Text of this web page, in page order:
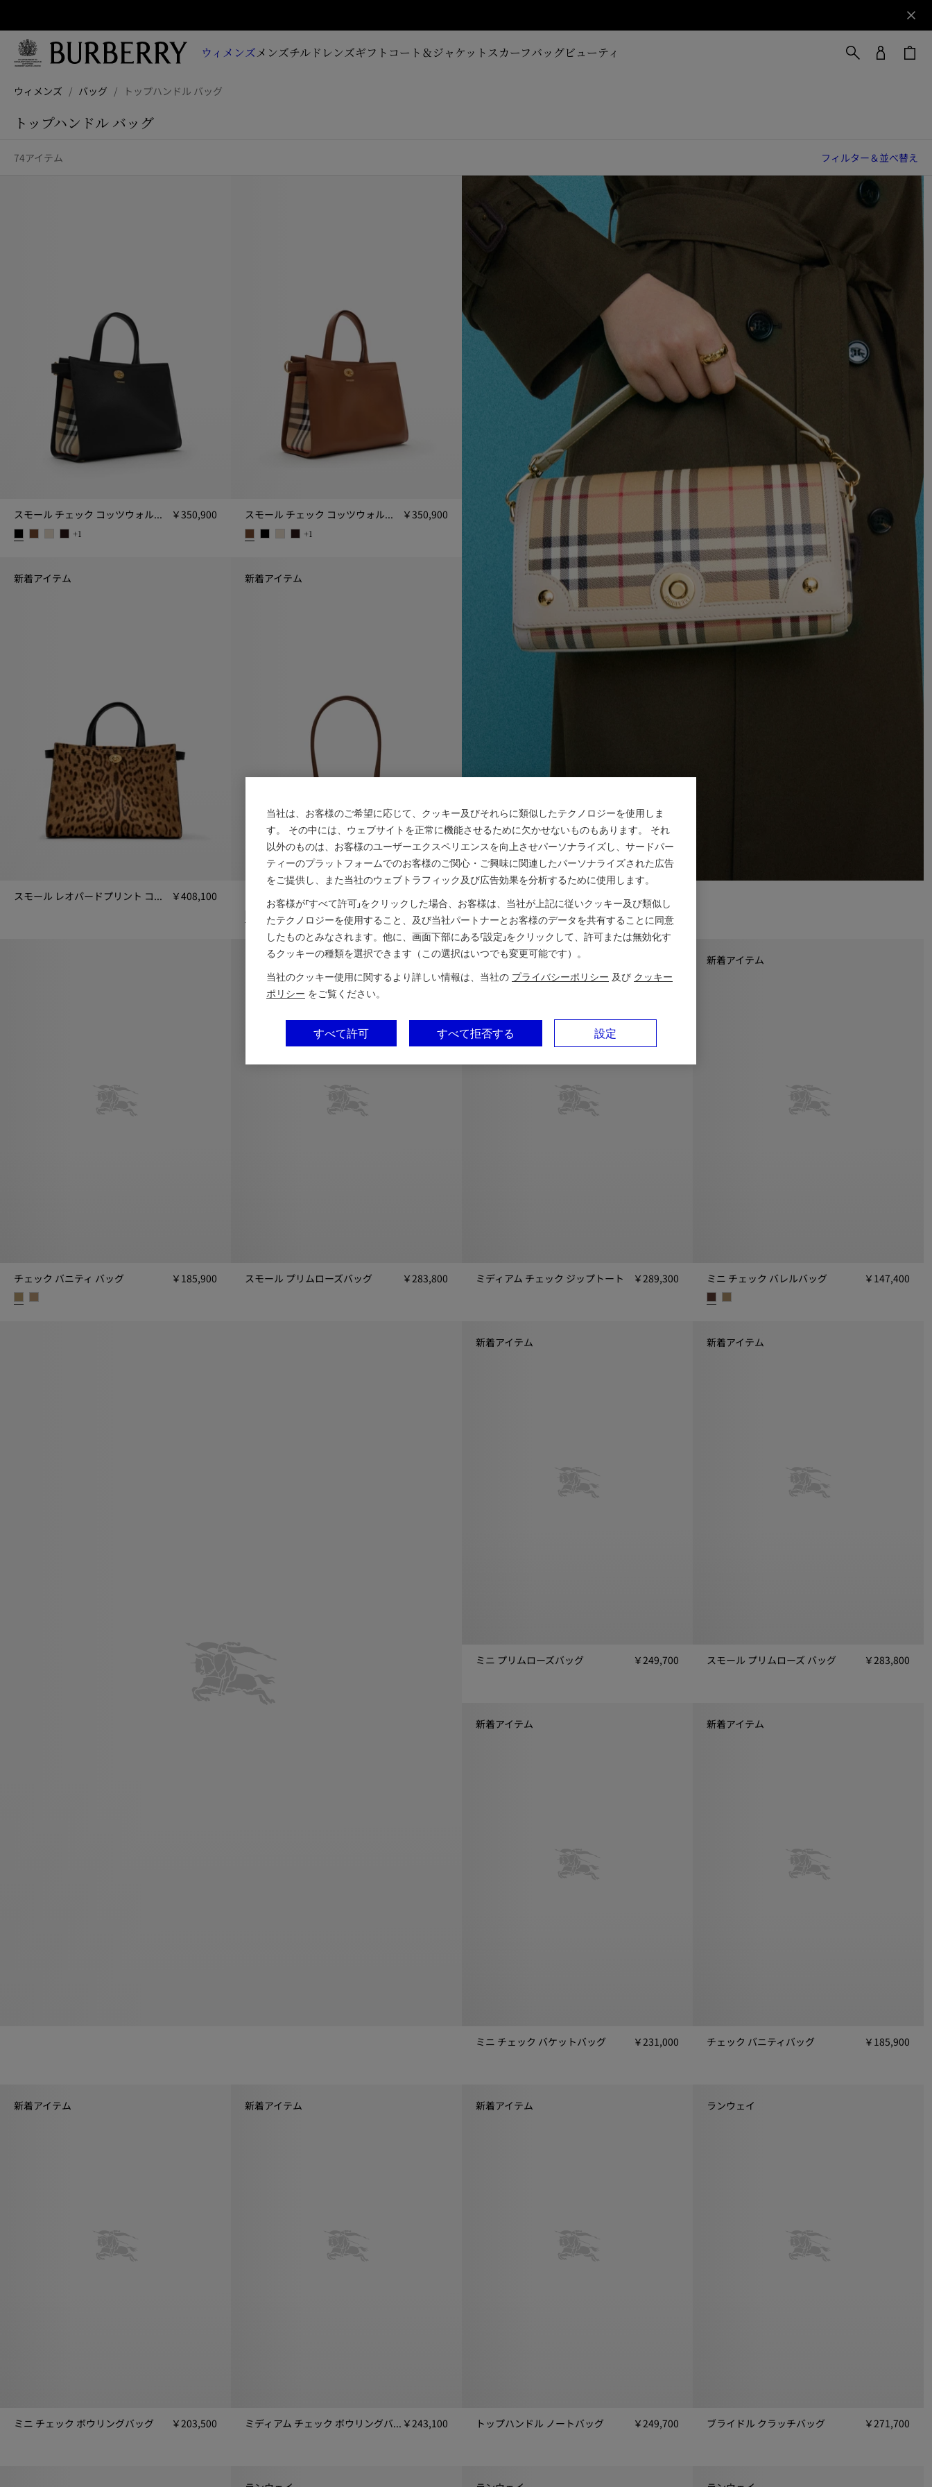
新
作
コ
ク
ョ
ン、
ャ
ウィメンズメンズチルドレンズギフト コート＆ジャケットスカーフバッグビューティ
ウィメンズ / バッグ / トップハンドル バッグ
トップハンドル バッグ
74アイテム フィルター＆並べ替え
スモール チェック コッツウォルズ トート ￥350,900
+1
スモール チェック コッツウォルズ トート ￥350,900
+1
新着アイテム
スモール レオパードプリント コッツウォルズ トート
￥408,100
スモール レオパードプリント コッツウォルズ トート, ￥408,100
新着アイテム
ミニ チェック バレルバッグ ￥147,400
ミニ チェック バレルバッグ, ￥147,400
チェック バニティ バッグ​ ￥185,900 スモール プリムローズバッグ
￥283,800
パーソナライズ
ミディアム チェック ジップトート
￥289,300
新着アイテム
ミニ チェック バレルバッグ ￥147,400
新着アイテム
ミニ プリムローズバッグ
￥249,700
新着アイテム
スモール プリムローズ バッグ
￥283,800
新着アイテム
ミニ チェック バケットバッグ
￥231,000
新着アイテム
チェック バニティバッグ
￥185,900
新着アイテム
ミニ チェック ボウリングバッグ
￥203,500
新着アイテム
ミディアム チェック ボウリングバッグ ￥243,100
新着アイテム
トップハンドル ノートバッグ
￥249,700
ランウェイ
ブライドル クラッチバッグ
￥271,700
当社は、お客様のご希望に応じて、クッキー及びそれらに類似したテクノロジーを使用しま
す。 その中には、ウェブサイトを正常に機能させるために欠かせないものもあります。 それ
以外のものは、お客様のユーザーエクスペリエンスを向上させパーソナライズし、サードパー
ティーのプラットフォームでのお客様のご関心・ご興味に関連したパーソナライズされた広告
をご提供し、また当社のウェブトラフィック及び広告効果を分析するために使用します。
お客様が「すべて許可」をクリックした場合、お客様は、当社が上記に従いクッキー及び類似し
たテクノロジーを使用すること、及び当社パートナーとお客様のデータを共有することに同意
したものとみなされます。他に、画面下部にある「設定」をクリックして、許可または無効化す
るクッキーの種類を選択できます（この選択はいつでも変更可能です）。
当社のクッキー使用に関するより詳しい情報は、当社の プライバシーポリシー 及び クッキー
ポリシー をご覧ください。
設定
すべて拒否する
すべて許可